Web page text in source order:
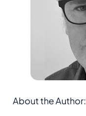
About the Author: